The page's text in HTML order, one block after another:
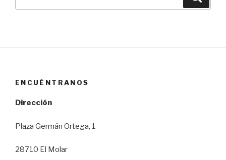
ENCUÉNTRANOS
Dirección
Plaza Germán Ortega, 1
28710 El Molar